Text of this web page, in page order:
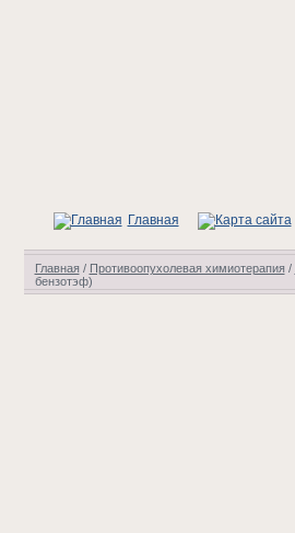
Главная
Главная/ Противоопухолевая химиотерапия/
бензотэф)